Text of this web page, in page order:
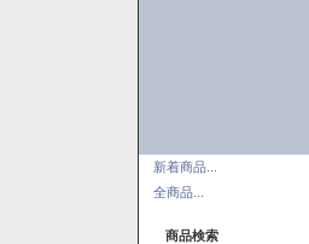
新着商品...
全商品...
商品検索